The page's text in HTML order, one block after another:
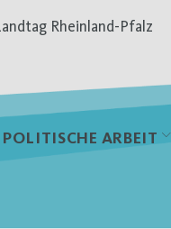
Rheinland-Pfalz
POLITISCHE ARBEIT